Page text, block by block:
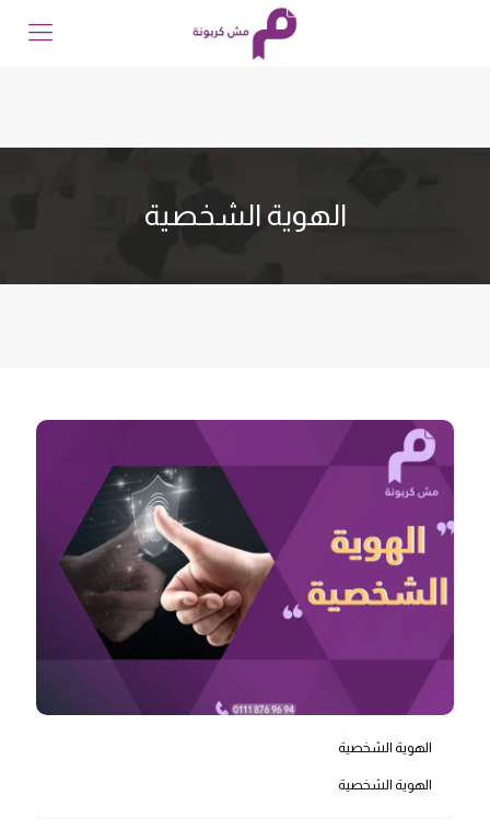
الهوية الشخصية
الهوية الشخصية
الهوية الشخصية